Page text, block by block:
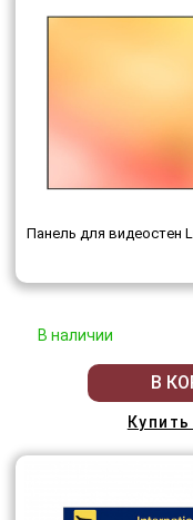
Панель для видеостен
В наличии
В